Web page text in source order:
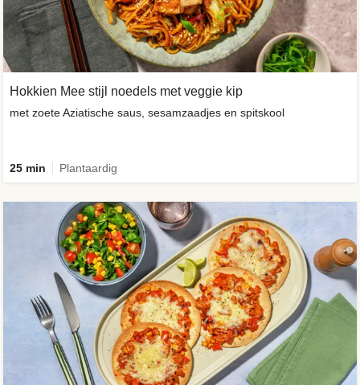
Hokkien Mee stijl noedels met veggie kip
met zoete Aziatische saus, sesamzaadjes en spitskool
25 min Plantaardig